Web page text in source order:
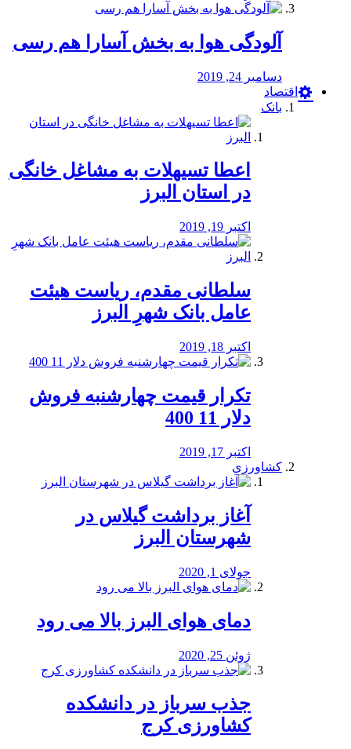
آلودگی هوا به بخش آسارا هم رسی
دسامبر 24, 2019
اقتصاد
بانک
️اعطا تسیهلات به مشاغل خانگی
در استان البرز
اکتبر 19, 2019
سلطانی مقدم، ریاست هیئت
عامل بانک شهرِ البرز
اکتبر 18, 2019
تکرار قیمت چهارشنبه فروش
دلار 11 400
اکتبر 17, 2019
کشاورزی
آغاز برداشت گیلاس در
شهرستان البرز
جولای 1, 2020
دمای هوای البرز بالا می رود
ژوئن 25, 2020
جذب سرباز در دانشکده
کشاورزی کرج